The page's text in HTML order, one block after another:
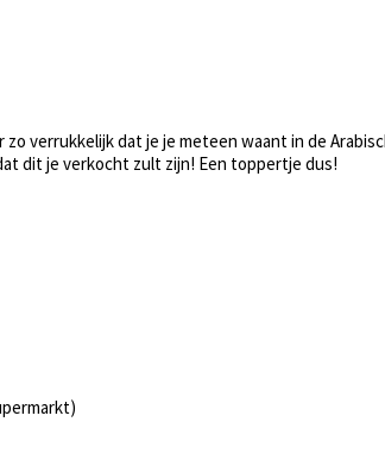
verrukkelijk dat je je meteen waant in de
dit je verkocht zult zijn! Een toppertje dus!